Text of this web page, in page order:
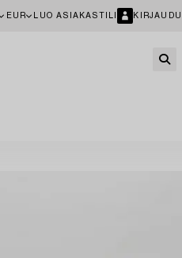
EUR LUO ASIAKASTILI KIRJAUDU